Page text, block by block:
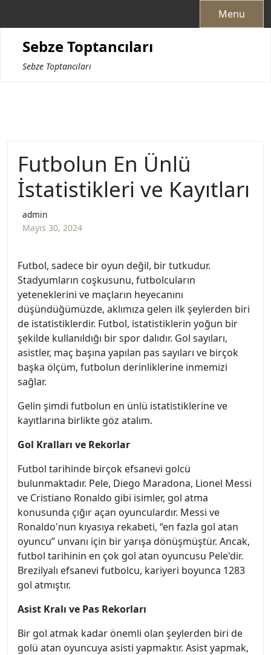
Menu
Sebze Toptancıları
Sebze Toptancıları
Futbolun En Ünlü
İstatistikleri ve Kayıtları
admin
Mayıs 30, 2024
Futbol, sadece bir oyun değil, bir tutkudur.
Stadyumların coşkusunu, futbolcuların
yeteneklerini ve maçların heyecanını
düşündüğümüzde, aklımıza gelen ilk şeylerden biri
de istatistiklerdir. Futbol, istatistiklerin yoğun bir
şekilde kullanıldığı bir spor dalıdır. Gol sayıları,
asistler, maç başına yapılan pas sayıları ve birçok
başka ölçüm, futbolun derinliklerine inmemizi
sağlar.
Gelin şimdi futbolun en ünlü istatistiklerine ve
kayıtlarına birlikte göz atalım.
Gol Kralları ve Rekorlar
Futbol tarihinde birçok efsanevi golcü
bulunmaktadır. Pele, Diego Maradona, Lionel Messi
ve Cristiano Ronaldo gibi isimler, gol atma
konusunda çığır açan oyunculardır. Messi ve
Ronaldo'nun kıyasıya rekabeti, “en fazla gol atan
oyuncu” unvanı için bir yarışa dönüşmüştür. Ancak,
futbol tarihinin en çok gol atan oyuncusu Pele'dir.
Brezilyalı efsanevi futbolcu, kariyeri boyunca 1283
gol atmıştır.
Asist Kralı ve Pas Rekorları
Bir gol atmak kadar önemli olan şeylerden biri de
golü atan oyuncuya asisti yapmaktır. Asist yapmak,